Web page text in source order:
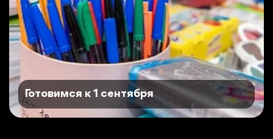
Готовимся к 1 сентября